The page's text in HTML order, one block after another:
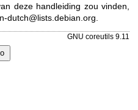
deze handleiding zou vinden,
dutch@lists.debian.org
GNU coreutils 9.11